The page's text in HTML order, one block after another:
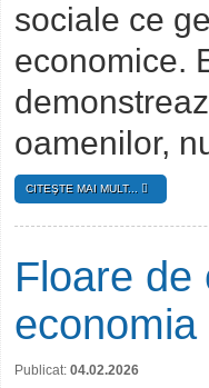
sociale ce
economice.
oamenilor,
CITEŞTE MAI MULT...
Floare
Publicat: 04.02.2026